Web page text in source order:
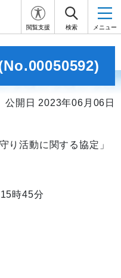
閲覧支援 検索 メニュー
公開日 2023年06月06日
り活動に関する協定」
時45分